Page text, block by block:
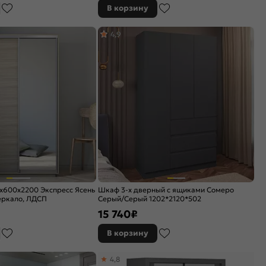
В корзину
Экспресс Ясень
ЛДСП
Шкаф 3-х дверный с ящиками Сомеро
Cерый/Cерый 1202*2120*502
4,9
15 740₽
В корзину
4,8